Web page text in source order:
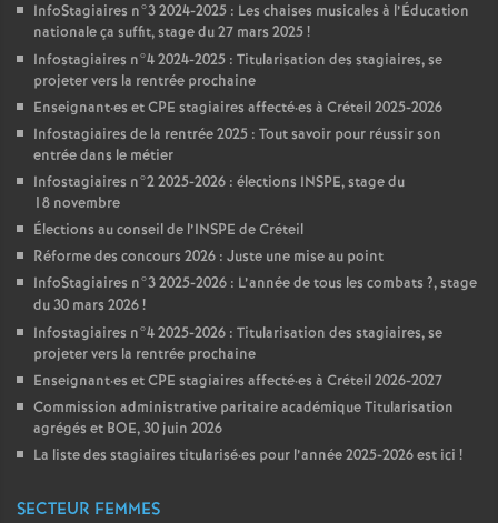
InfoStagiaires n°3 2024-2025 : Les chaises musicales à l’Éducation
nationale ça suffit, stage du 27 mars 2025!
Infostagiaires n°4 2024-2025 : Titularisation des stagiaires, se
projeter vers la rentrée prochaine
Enseignant·es etCPE stagiaires affecté·es à Créteil 2025-2026
Infostagiaires de la rentrée 2025 : Tout savoir pour réussir son
entrée dans le métier
Infostagiaires n°2 2025-2026 : élections INSPE, stage du
18 novembre
Élections au conseil de l’INSPE de Créteil
Réforme des concours 2026 : Juste une mise au point
InfoStagiaires n°3 2025-2026 : L’année de tous les combats ?, stage
du 30 mars 2026!
Infostagiaires n°4 2025-2026 : Titularisation des stagiaires, se
projeter vers la rentrée prochaine
Enseignant·es etCPE stagiaires affecté·es à Créteil 2026-2027
Commission administrative paritaire académique Titularisation
agrégés et BOE, 30 juin 2026
La liste des stagiaires titularisé·es pour l’année 2025-2026 est ici !
SECTEUR FEMMES